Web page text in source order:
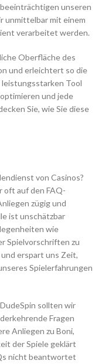
unseren
unmittelbar mit einem
verarbeitet werden.
Oberfläche des
und erleichtert so die
Tool
und jede
Sie, wie Sie diese
von Casinos?
oft auf den FAQ-
zügig und
ist unschätzbar
wie
Spielvorschriften zu
erspart uns Zeit,
Spielerfahrungen
sollten wir
Fragen
Anliegen zu Boni,
der Spiele geklärt
nicht beantwortet